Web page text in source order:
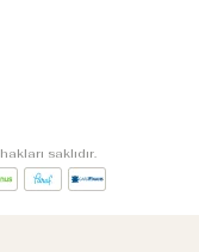
saklıdır.